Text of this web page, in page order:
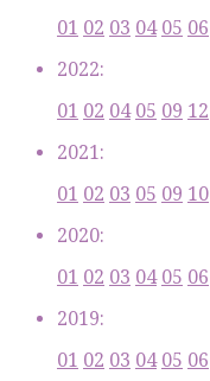
01 02 03 04 05 06
2022:
01 02 04 05 09 12
2021:
01 02 03 05 09 10
2020:
01 02 03 04 05 06
2019:
01 02 03 04 05 06